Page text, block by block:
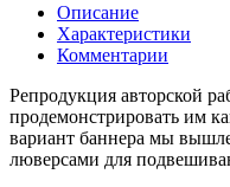
Описание
Характеристики
Комментарии
Репродукция авторской
продемонстрировать им
вариант баннера мы
люверсами для